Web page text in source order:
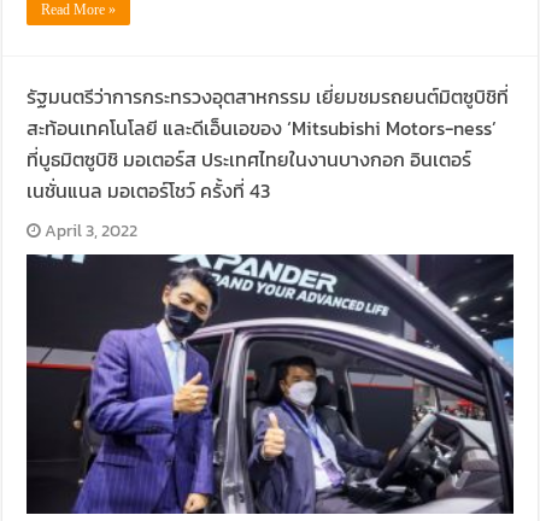
Read More »
รัฐมนตรีว่าการกระทรวงอุตสาหกรรม เยี่ยมชมรถยนต์มิตซูบิชิที่
สะท้อนเทคโนโลยี และดีเอ็นเอของ ‘Mitsubishi Motors-ness’
ที่บูธมิตซูบิชิ มอเตอร์ส ประเทศไทยในงานบางกอก อินเตอร์
เนชั่นแนล มอเตอร์โชว์ ครั้งที่ 43
April 3, 2022